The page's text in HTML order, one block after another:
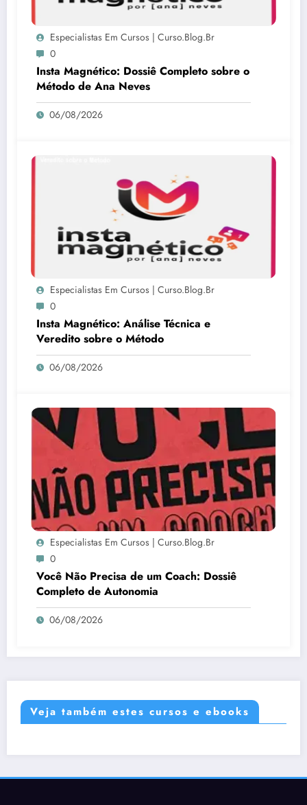
Especialistas Em Cursos | Curso.blog.br
0
Insta Magnético: Dossiê Completo sobre o
Método de Ana Neves
06/08/2026
Especialistas Em Cursos | Curso.blog.br
0
Insta Magnético: Análise Técnica e
Veredito sobre o Método
06/08/2026
Especialistas Em Cursos | Curso.blog.br
0
Você Não Precisa de um Coach: Dossiê
Completo de Autonomia
06/08/2026
Veja também estes cursos e ebooks